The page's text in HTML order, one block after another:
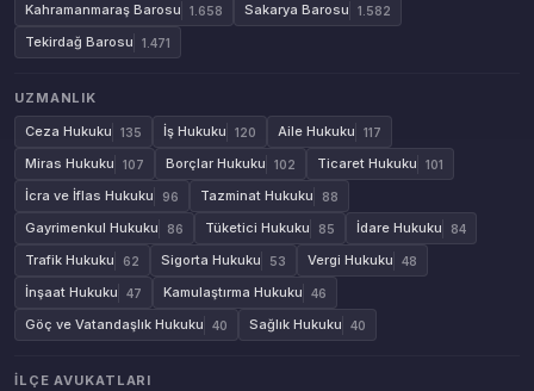
Kahramanmaraş Barosu 1.658 Sakarya Barosu 1.582
Tekirdağ Barosu 1.471
UZMANLIK
Ceza Hukuku
135 İş Hukuku 120 Aile Hukuku 117
Miras Hukuku 107 Borçlar Hukuku 102 Ticaret Hukuku 101
İcra ve İflas Hukuku 96 Tazminat Hukuku 88
Gayrimenkul Hukuku 86 Tüketici Hukuku 85 İdare Hukuku 84
Trafik Hukuku 62 Sigorta Hukuku 53 Vergi Hukuku 48
İnşaat Hukuku 47 Kamulaştırma Hukuku 46
Göç ve Vatandaşlık Hukuku 40 Sağlık Hukuku 40
İLÇE AVUKATLARI